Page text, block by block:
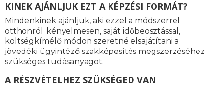
KINEK AJÁNLJUK EZT A KÉPZÉSI FORMÁT?
Mindenkinek ajánljuk, aki ezzel a módszerrel
otthonról, kényelmesen, saját időbeosztással,
költségkímélő módon szeretné elsajátítani a
jövedéki ügyintéző szakképesítés megszerzéséhez
szükséges tudásanyagot.
A RÉSZVÉTELHEZ SZÜKSÉGED VAN